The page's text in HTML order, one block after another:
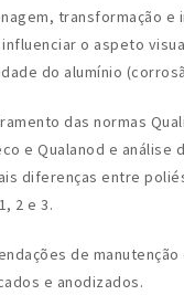
transformação e
o aspeto
do alumínio
das normas
e Qualanod e análise
diferenças entre
2 e 3.
de manutenção
e anodizados.